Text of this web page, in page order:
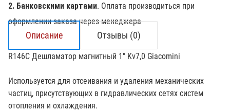
2. Банковскими картами. Оплата производиться при
оформлении заказа через менеджера
Описание Отзывы (0)
R146C Дешламатор магнитный 1" Kv7,0 Giacomini
Используется для отсеивания и удаления механических
частиц, присутствующих в гидравлических сетях систем
отопления и охлаждения.